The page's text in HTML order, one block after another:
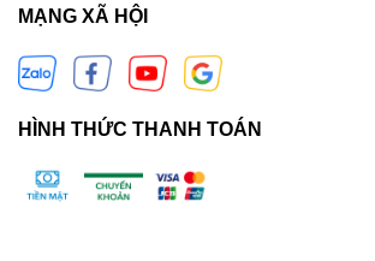
MẠNG XÃ HỘI
HÌNH THỨC THANH TOÁN